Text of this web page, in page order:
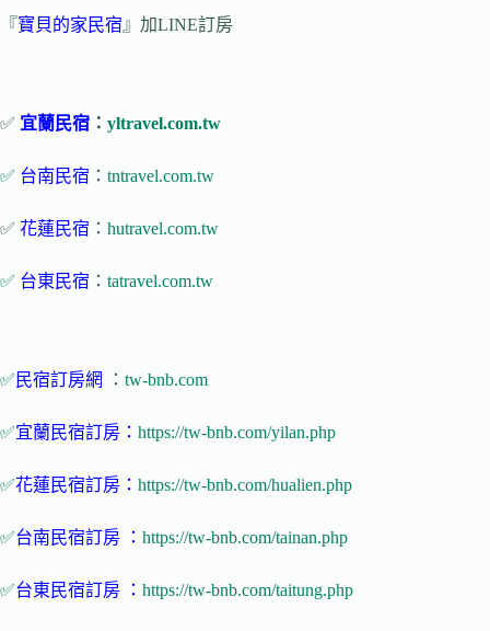
『寶貝的家民宿 』加LINE訂房
✅ 宜蘭民宿 ： yltravel.com.tw
✅ 台南民宿 ： tntravel.com.tw
✅ 花蓮民宿 ： hutravel.com.tw
✅ 台東民宿 ： tatravel.com.tw
✅ 民宿訂房網 ： tw-bnb.com
✅宜蘭民宿訂房： https://tw-bnb.com/yilan.php
✅花蓮民宿訂房： https://tw-bnb.com/hualien.php
✅台南民宿訂房 ： https://tw-bnb.com/tainan.php
✅台東民宿訂房 ： https://tw-bnb.com/taitung.php